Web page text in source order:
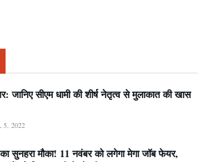
जानिए सीएम धामी की शीर्ष नेतृत्व से मुलाकात की खास
5, 2022
का सुनहरा मौका! 11 नवंबर को लगेगा मेगा जॉब फेयर,